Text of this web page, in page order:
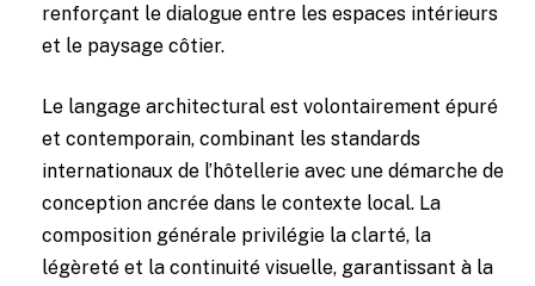
renforçant le dialogue entre les espaces intérieurs
et le paysage côtier.
Le langage architectural est volontairement épuré
et contemporain, combinant les standards
internationaux de l’hôtellerie avec une démarche de
conception ancrée dans le contexte local. La
composition générale privilégie la clarté, la
légèreté et la continuité visuelle, garantissant à la